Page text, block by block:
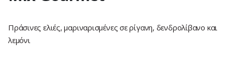
Πράσινες ελιές, μαριναρισμένες σε ρίγανη, δενδρολίβανο και
λεμόνι